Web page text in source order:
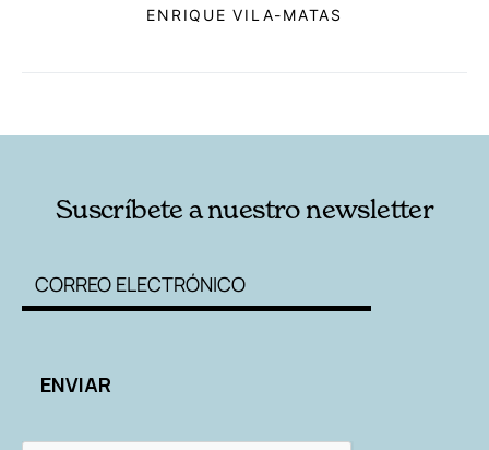
ENRIQUE VILA-MATAS
Suscríbete a nuestro newsletter